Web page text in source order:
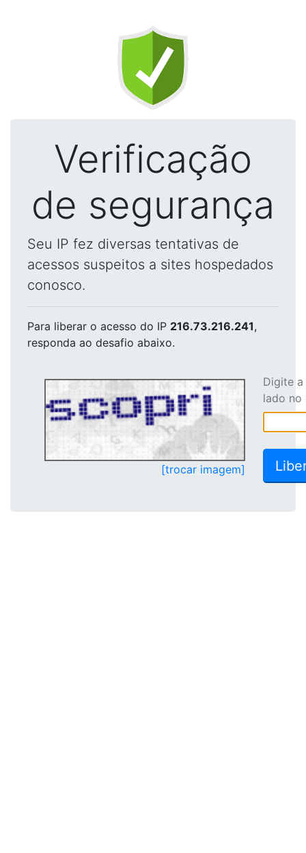
Verificação
de segurança
Seu IP fez diversas tentativas de
acessos suspeitos a sites hospedados
conosco.
Para liberar o acesso do IP 216.73.216.241,
responda ao desafio abaixo.
[trocar imagem]
Digite
lado no